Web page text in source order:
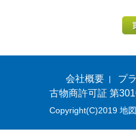
会社概要
プ
古物商許可証 第
Copyright(C)2019 地